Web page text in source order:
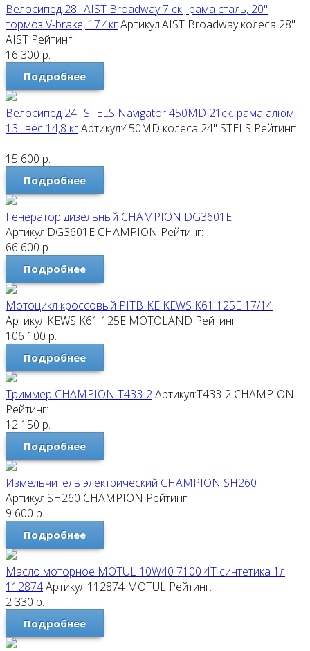
Велосипед 28" AIST Broadway 7 ск., рама сталь, 20"
тормоз V-brake, 17.4кгАртикул:AIST Broadway колеса 28"
AIST Рейтинг:
16 300 р.
Подробнее
Велосипед 24" STELS Navigator 450MD 21ск. рама алюм.
13" вес 14,8 кгАртикул:450MD колеса 24" STELS Рейтинг:
15 600 р.
Подробнее
Генератор дизельный CHAMPION DG3601E
Артикул:DG3601E CHAMPION Рейтинг:
66 600 р.
Подробнее
Мотоцикл кроссовый PITBIKE KEWS K61 125E 17/14
Артикул:KEWS K61 125E MOTOLAND Рейтинг:
106 100 р.
Подробнее
Триммер CHAMPION T433-2Артикул:T433-2 CHAMPION
Рейтинг:
12 150 р.
Подробнее
Измельчитель электрический CHAMPION SH260
Артикул:SH260 CHAMPION Рейтинг:
9 600 р.
Подробнее
Масло моторное MOTUL 10W40 7100 4T синтетика 1л
112874Артикул:112874 MOTUL Рейтинг:
2 330 р.
Подробнее